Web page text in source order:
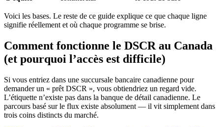
Voici les bases. Le reste de ce guide explique ce que chaque ligne
signifie réellement et où chaque programme se brise.
Comment fonctionne le DSCR au Canada
(et pourquoi l’accès est difficile)
Si vous entriez dans une succursale bancaire canadienne pour
demander un « prêt DSCR », vous obtiendriez un regard vide.
L’étiquette n’existe pas dans la banque de détail canadienne. Le
parcours basé sur le flux existe absolument — il vit simplement dans
trois coins distincts du marché.